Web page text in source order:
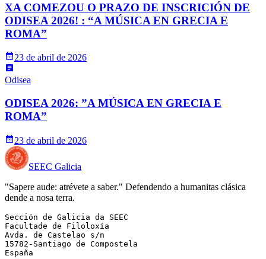
XA COMEZOU O PRAZO DE INSCRICIÓN DE
ODISEA 2026! : “A MÚSICA EN GRECIA E
ROMA”
23 de abril de 2026
Odisea
ODISEA 2026: ”A MÚSICA EN GRECIA E
ROMA”
23 de abril de 2026
SEEC Galicia
"Sapere aude: atrévete a saber." Defendendo a humanitas clásica
dende a nosa terra.
Sección de Galicia da SEEC
Facultade de Filoloxía
Avda. de Castelao s/n
15782-Santiago de Compostela
España